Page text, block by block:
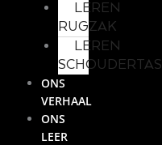
LEREN
RUGZAK
LEREN
SCHOUDERTAS
ONS
VERHAAL
ONS
LEER